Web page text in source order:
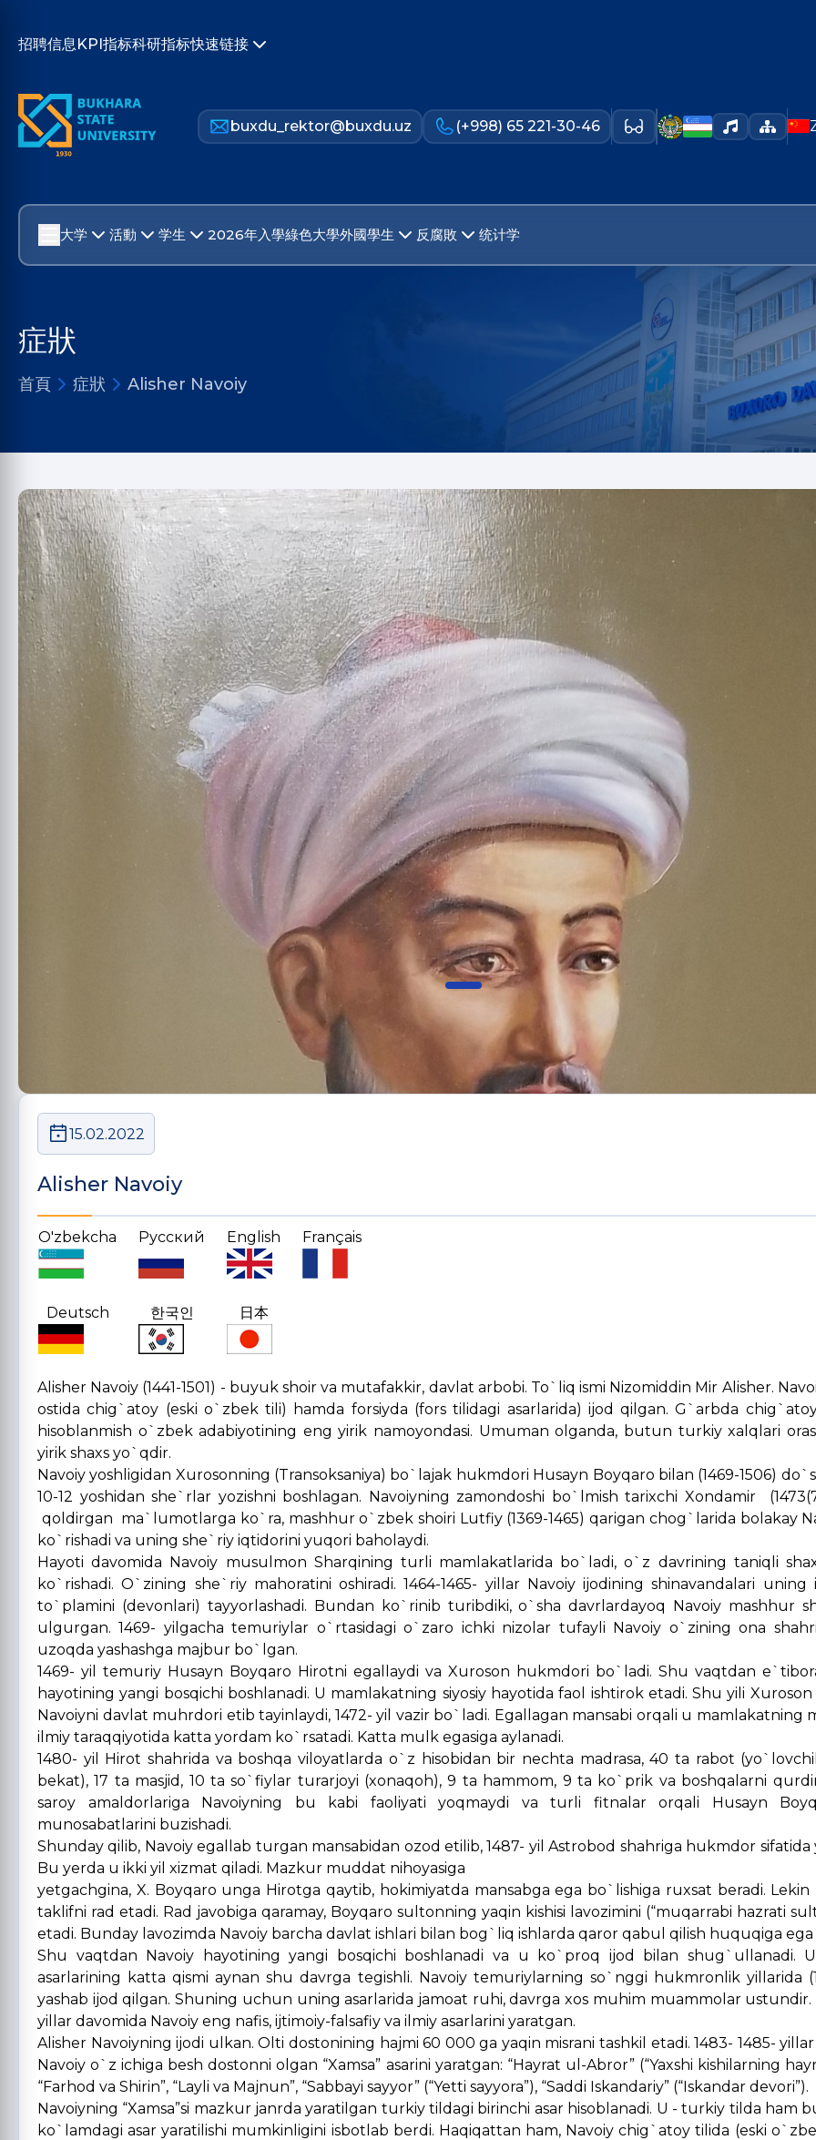
招聘信息KPI指标科研指标快速链接
buxdu_rektor@buxdu.uz (+998) 65 221-30-46
大学 活動 学生 2026年入學綠色大學外國學生 反腐敗 统计学
症狀
首頁 症狀 Alisher Navoiy
15.02.2022
Alisher Navoiy
O'zbekcha Русский English Français
Deutsch 한국인 日本
Alisher Navoiy (1441-1501) - buyuk shoir va mutafakkir, davlat arbobi. To`liq ismi Nizomiddin Mir Alisher.
ostida chig`atoy (eski o`zbek tili) hamda forsiyda (fors tilidagi asarlarida) ijod qilgan. G`arbda
hisoblanmish o`zbek adabiyotining eng yirik namoyondasi. Umuman olganda, butun turkiy xalqlari
yirik shaxs yo`qdir.
Navoiy yoshligidan Xurosonning (Transoksaniya) bo`lajak hukmdori Husayn Boyqaro bilan (1469-1506)
10-12 yoshidan she`rlar yozishni boshlagan. Navoiyning zamondoshi bo`lmish tarixchi Xondamir
qoldirgan ma`lumotlarga ko`ra, mashhur o`zbek shoiri Lutfiy (1369-1465) qarigan chog`larida bolakay
ko`rishadi va uning she`riy iqtidorini yuqori baholaydi.
Hayoti davomida Navoiy musulmon Sharqining turli mamlakatlarida bo`ladi, o`z davrining taniqli
ko`rishadi. O`zining she`riy mahoratini oshiradi. 1464-1465- yillar Navoiy ijodining shinavandalari
to`plamini (devonlari) tayyorlashadi. Bundan ko`rinib turibdiki, o`sha davrlardayoq Navoiy mashhur
ulgurgan. 1469- yilgacha temuriylar o`rtasidagi o`zaro ichki nizolar tufayli Navoiy o`zining ona
uzoqda yashashga majbur bo`lgan.
1469- yil temuriy Husayn Boyqaro Hirotni egallaydi va Xuroson hukmdori bo`ladi. Shu vaqtdan
hayotining yangi bosqichi boshlanadi. U mamlakatning siyosiy hayotida faol ishtirok etadi. Shu yili
Navoiyni davlat muhrdori etib tayinlaydi, 1472- yil vazir bo`ladi. Egallagan mansabi orqali u mamlakatning
ilmiy taraqqiyotida katta yordam ko`rsatadi. Katta mulk egasiga aylanadi.
1480- yil Hirot shahrida va boshqa viloyatlarda o`z hisobidan bir nechta madrasa, 40 ta rabot
bekat), 17 ta masjid, 10 ta so`fiylar turarjoyi (xonaqoh), 9 ta hammom, 9 ta ko`prik va boshqalarni
saroy amaldorlariga Navoiyning bu kabi faoliyati yoqmaydi va turli fitnalar orqali Husayn
munosabatlarini buzishadi.
Shunday qilib, Navoiy egallab turgan mansabidan ozod etilib, 1487- yil Astrobod shahriga hukmdor sifatida
Bu yerda u ikki yil xizmat qiladi. Mazkur muddat nihoyasiga
yetgachgina, X. Boyqaro unga Hirotga qaytib, hokimiyatda mansabga ega bo`lishiga ruxsat beradi. Lekin
taklifni rad etadi. Rad javobiga qaramay, Boyqaro sultonning yaqin kishisi lavozimini (“muqarrabi hazrati
etadi. Bunday lavozimda Navoiy barcha davlat ishlari bilan bog`liq ishlarda qaror qabul qilish huquqiga ega
Shu vaqtdan Navoiy hayotining yangi bosqichi boshlanadi va u ko`proq ijod bilan shug`ullanadi.
asarlarining katta qismi aynan shu davrga tegishli. Navoiy temuriylarning so`nggi hukmronlik yillarida
yashab ijod qilgan. Shuning uchun uning asarlarida jamoat ruhi, davrga xos muhim muammolar ustundir.
yillar davomida Navoiy eng nafis, ijtimoiy-falsafiy va ilmiy asarlarini yaratgan.
Alisher Navoiyning ijodi ulkan. Olti dostonining hajmi 60 000 ga yaqin misrani tashkil etadi. 1483- 1485-
Navoiy o`z ichiga besh dostonni olgan “Xamsa” asarini yaratgan: “Hayrat ul-Abror” (“Yaxshi kishilarning
“Farhod va Shirin”, “Layli va Majnun”, “Sabbayi sayyor” (“Yetti sayyora”), “Saddi Iskandariy” (“Iskandar devori”).
Navoiyning “Xamsa”si mazkur janrda yaratilgan turkiy tildagi birinchi asar hisoblanadi. U - turkiy tilda ham
ko`lamdagi asar yaratilishi mumkinligini isbotlab berdi. Haqiqattan ham, Navoiy chig`atoy tilida (eski